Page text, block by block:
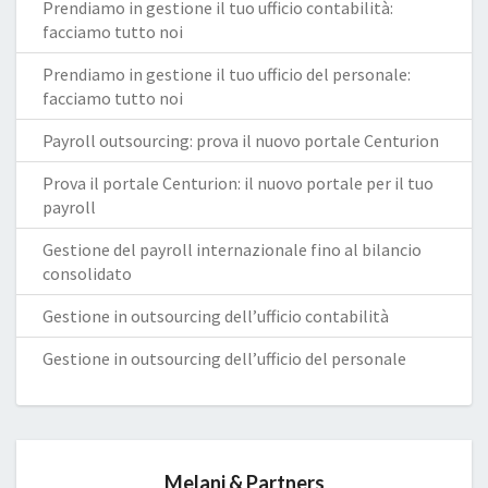
Prendiamo in gestione il tuo ufficio contabilità:
facciamo tutto noi
Prendiamo in gestione il tuo ufficio del personale:
facciamo tutto noi
Payroll outsourcing: prova il nuovo portale Centurion
Prova il portale Centurion: il nuovo portale per il tuo
payroll
Gestione del payroll internazionale fino al bilancio
consolidato
Gestione in outsourcing dell’ufficio contabilità
Gestione in outsourcing dell’ufficio del personale
Melani & Partners